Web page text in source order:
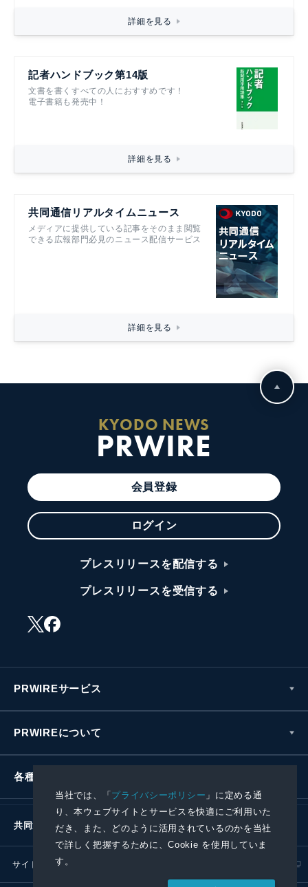
当社では、「プライバシーポリシー 」に定める通
り、本ウェブサイトとサービスを快適にご利用いた
だき、また、どのように活用されているのかを当社
で詳しく把握するために、Cookie を使用していま
す。
詳細を見る
記者ハンドブック第14版
文書を書くすべての人におすすめです！
電子書籍も発売中！
詳細を見る
共同通信リアルタイムニュース
メディアに提供している記事をそのまま閲覧
できる広報部門必見のニュース配信サービス
詳細を見る
KYODO NEWS
PRWIRE
会員登録
ログイン
プレスリリースを配信する
プレスリリースを受信する
PRWIREサービス
PRWIREについて
各種お問い合わせ
共同通信社グループ
サイトポリシー